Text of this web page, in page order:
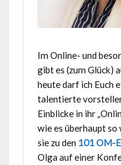
Im Online- und
gibt es (zum Glück)
heute darf ich Euch
talentierte
Einblicke in ihr
wie es überhaupt
sie zu den 101 OM-
Olga auf einer